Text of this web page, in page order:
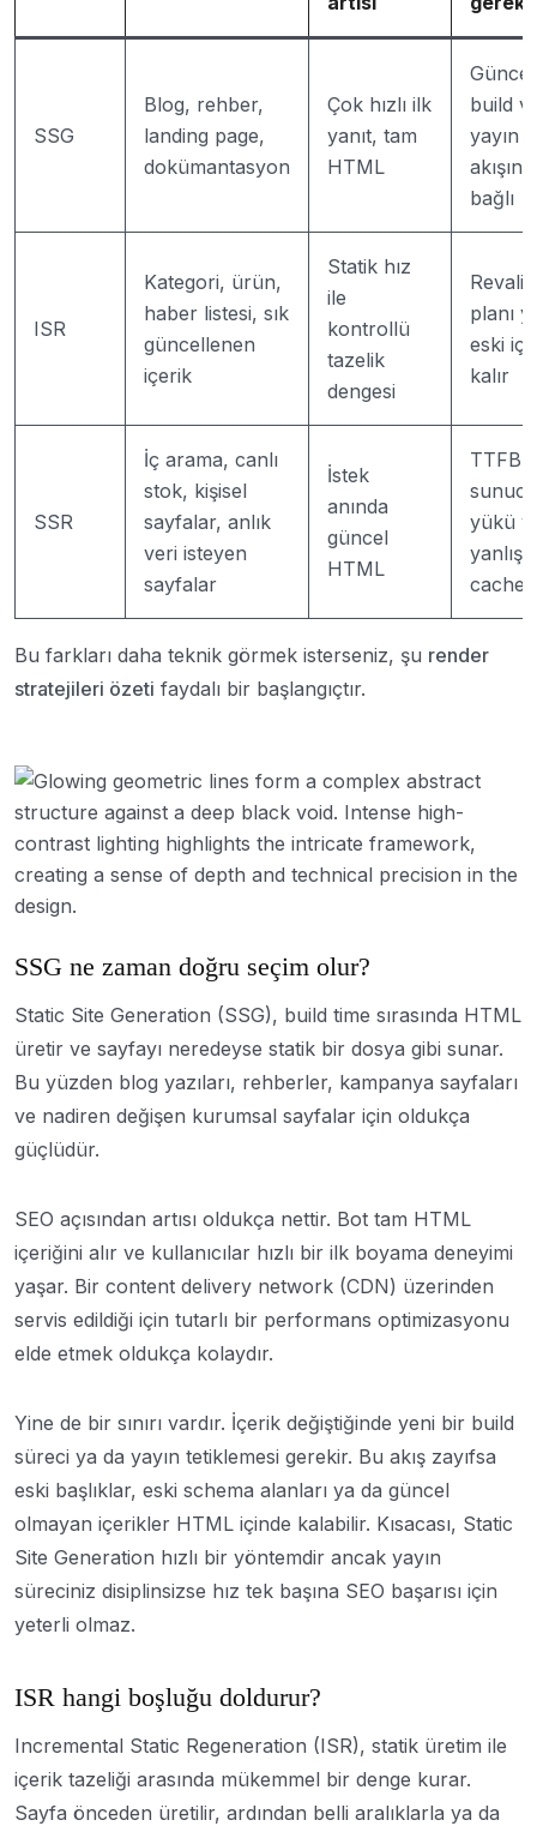
SSG
Blog, rehber,
landing page,
dokümantasyon
Çok hızlı ilk
yanıt, tam
HTML
build
yayın
akışına
bağlı
ISR
Kategori, ürün,
haber listesi, sık
güncellenen
içerik
Statik hız
ile
kontrollü
tazelik
dengesi
planı
eski
kalır
SSR
İç arama, canlı
stok, kişisel
sayfalar, anlık
veri isteyen
sayfalar
İstek
anında
güncel
HTML
TTFB,
sunucu
yükü
yanlış
cache
Bu farkları daha teknik görmek isterseniz, şu render
stratejileri özeti faydalı bir başlangıçtır.
SSG ne zaman doğru seçim olur?
Static Site Generation (SSG), build time sırasında HTML
üretir ve sayfayı neredeyse statik bir dosya gibi sunar.
Bu yüzden blog yazıları, rehberler, kampanya sayfaları
ve nadiren değişen kurumsal sayfalar için oldukça
güçlüdür.
SEO açısından artısı oldukça nettir. Bot tam HTML
içeriğini alır ve kullanıcılar hızlı bir ilk boyama deneyimi
yaşar. Bir content delivery network (CDN) üzerinden
servis edildiği için tutarlı bir performans optimizasyonu
elde etmek oldukça kolaydır.
Yine de bir sınırı vardır. İçerik değiştiğinde yeni bir build
süreci ya da yayın tetiklemesi gerekir. Bu akış zayıfsa
eski başlıklar, eski schema alanları ya da güncel
olmayan içerikler HTML içinde kalabilir. Kısacası, Static
Site Generation hızlı bir yöntemdir ancak yayın
süreciniz disiplinsizse hız tek başına SEO başarısı için
yeterli olmaz.
ISR hangi boşluğu doldurur?
Incremental Static Regeneration (ISR), statik üretim ile
içerik tazeliği arasında mükemmel bir denge kurar.
Sayfa önceden üretilir, ardından belli aralıklarla ya da